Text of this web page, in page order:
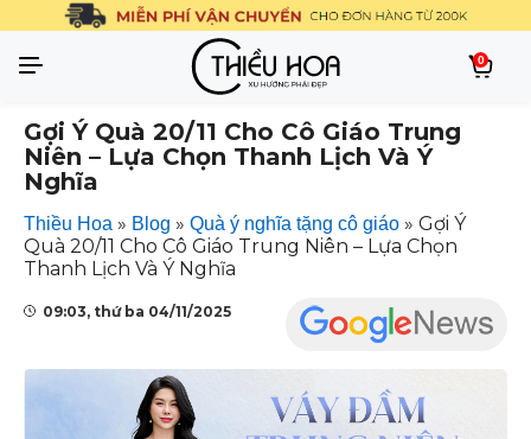
0
Gợi Ý Quà 20/11 Cho Cô Giáo Trung
Niên – Lựa Chọn Thanh Lịch Và Ý
Nghĩa
Thiều Hoa » Blog » Quà ý nghĩa tặng cô giáo » Gợi Ý
Quà 20/11 Cho Cô Giáo Trung Niên – Lựa Chọn
Thanh Lịch Và Ý Nghĩa
09:03, thứ ba 04/11/2025